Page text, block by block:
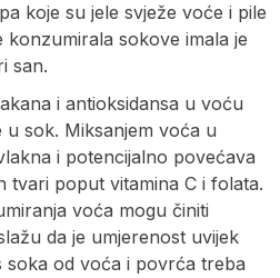
koje su jele svježe voće i pile
konzumirala sokove imala je
san.
i antioksidansa u voću
sok. Miksanjem voća u
i potencijalno povećava
tvari poput vitamina C i folata.
voća mogu činiti
da je umjerenost uvijek
soka od voća i povrća treba